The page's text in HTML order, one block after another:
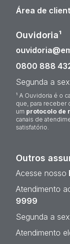
Área de
Ouvidoria¹
0800 888
Segunda a
¹ A Ouvidoria é o
que, para receber
um protocolo de
canais de
satisfatório.
Outros
Acesse nosso
Atendimento
9999
Segunda a
Atendimento